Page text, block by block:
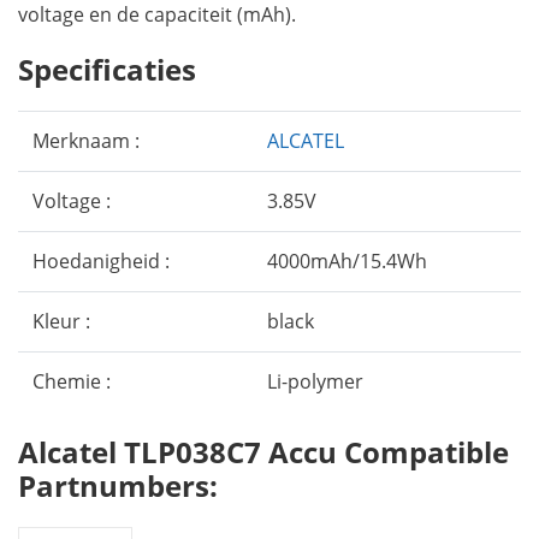
voltage en de capaciteit (mAh).
Specificaties
Merknaam : ALCATEL
Voltage : 3.85V
Hoedanigheid : 4000mAh/15.4Wh
Kleur : black
Chemie : Li-polymer
Alcatel TLP038C7 Accu Compatible
Partnumbers: